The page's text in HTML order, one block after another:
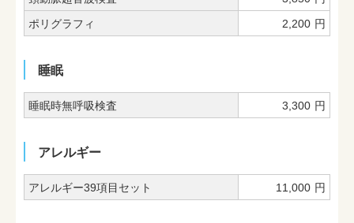
ポリグラフィ
2,200 円
睡眠
睡眠時無呼吸検査 3,300 円
アレルギー
アレルギー39項目セット 11,000 円